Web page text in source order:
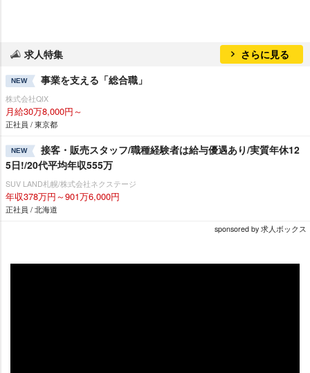
求人特集 さらに見る
NEW 事業を支える「総合職」
株式会社QIX
月給30万8,000円～
正社員 / 東京都
NEW
接客・販売スタッフ/職種経験者は給与優遇あり/実質年休12
5日!/20代平均年収555万
SUV LAND札幌/株式会社ネクステージ
年収378万円～901万6,000円
正社員 / 北海道
sponsored by 求人ボックス